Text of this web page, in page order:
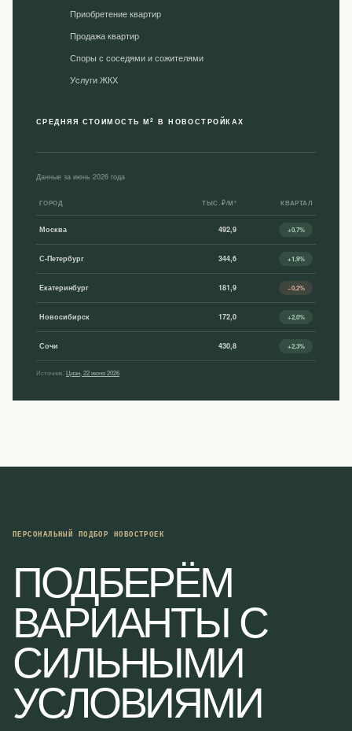
Приобретение квартир
Продажа квартир
Споры с соседями и сожителями
Уcлуги ЖКХ
СРЕДНЯЯ СТОИМОСТЬ М2 В НОВОСТРОЙКАХ
Данные за июнь 2026 года
ГОРОД ТЫС. ₽/М² КВАРТАЛ
Москва 492,9 +0,7%
С-Петербург 344,6 +1,9%
Екатеринбург 181,9 −0,2%
Новосибирск 172,0 +2,0%
Сочи 430,8 +2,3%
Источник:Циан, 22 июня 2026
ПЕРСОНАЛЬНЫЙ ПОДБОР НОВОСТРОЕК
ПОДБЕРЁМ
ВАРИАНТЫ С
СИЛЬНЫМИ
УСЛОВИЯМИ